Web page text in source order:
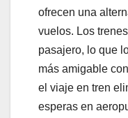
ofrecen una
vuelos. Los
pasajero, lo que
más amigable
el viaje en tren
esperas en